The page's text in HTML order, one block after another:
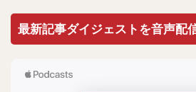
最新記事ダイジェストを音声配